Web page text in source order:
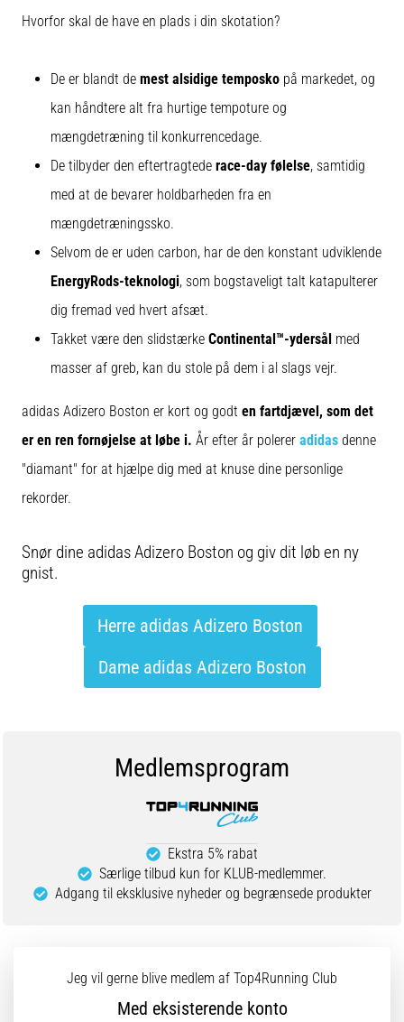
Hvorfor skal de have en plads i din skotation?
De er blandt de mest alsidige temposko på markedet, og
kan håndtere alt fra hurtige tempoture og
mængdetræning til konkurrencedage.
De tilbyder den eftertragtede race-day følelse, samtidig
med at de bevarer holdbarheden fra en
mængdetræningssko.
Selvom de er uden carbon, har de den konstant udviklende
EnergyRods-teknologi, som bogstaveligt talt katapulterer
dig fremad ved hvert afsæt.
Takket være den slidstærke Continental™-ydersål med
masser af greb, kan du stole på dem i al slags vejr.
adidas Adizero Boston er kort og godt en fartdjævel, som det
er en ren fornøjelse at løbe i. År efter år polerer adidas denne
"diamant" for at hjælpe dig med at knuse dine personlige
rekorder.
Snør dine adidas Adizero Boston og giv dit løb en ny
gnist.
Herre adidas Adizero Boston
Dame adidas Adizero Boston
Medlemsprogram
Ekstra 5% rabat
Særlige tilbud kun for KLUB-medlemmer.
Adgang til eksklusive nyheder og begrænsede produkter
Jeg vil gerne blive medlem af Top4Running Club
Med eksisterende konto